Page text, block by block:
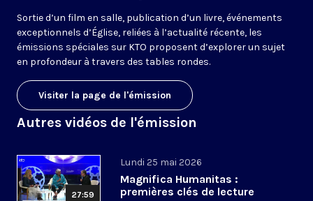
Sortie d’un film en salle, publication d’un livre, événements
exceptionnels d’Église, reliées à l’actualité récente, les
émissions spéciales sur KTO proposent d’explorer un sujet
en profondeur à travers des tables rondes.
Visiter la page de l'émission
Autres vidéos de l'émission
27:59
Lundi 25 mai 2026
Magnifica Humanitas :
premières clés de lecture